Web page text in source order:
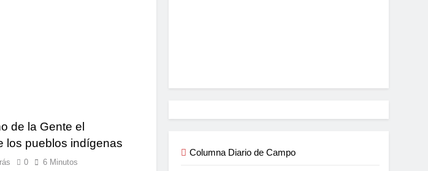
de la Gente el
los pueblos indígenas
0 6 Minutos
Columna Diario de Campo